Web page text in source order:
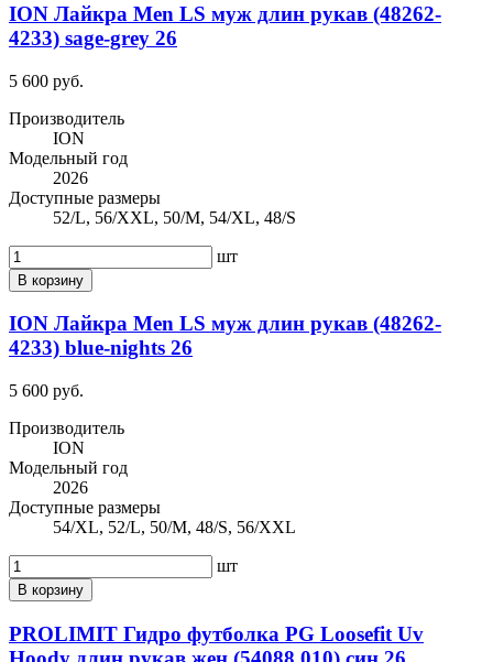
ION Лайкра Men LS муж длин рукав (48262-
4233) sage-grey 26
5 600 руб.
Производитель
ION
Модельный год
2026
Доступные размеры
52/L, 56/XXL, 50/M, 54/XL, 48/S
шт
В корзину
ION Лайкра Men LS муж длин рукав (48262-
4233) blue-nights 26
5 600 руб.
Производитель
ION
Модельный год
2026
Доступные размеры
54/XL, 52/L, 50/M, 48/S, 56/XXL
шт
В корзину
PROLIMIT Гидро футболка PG Loosefit Uv